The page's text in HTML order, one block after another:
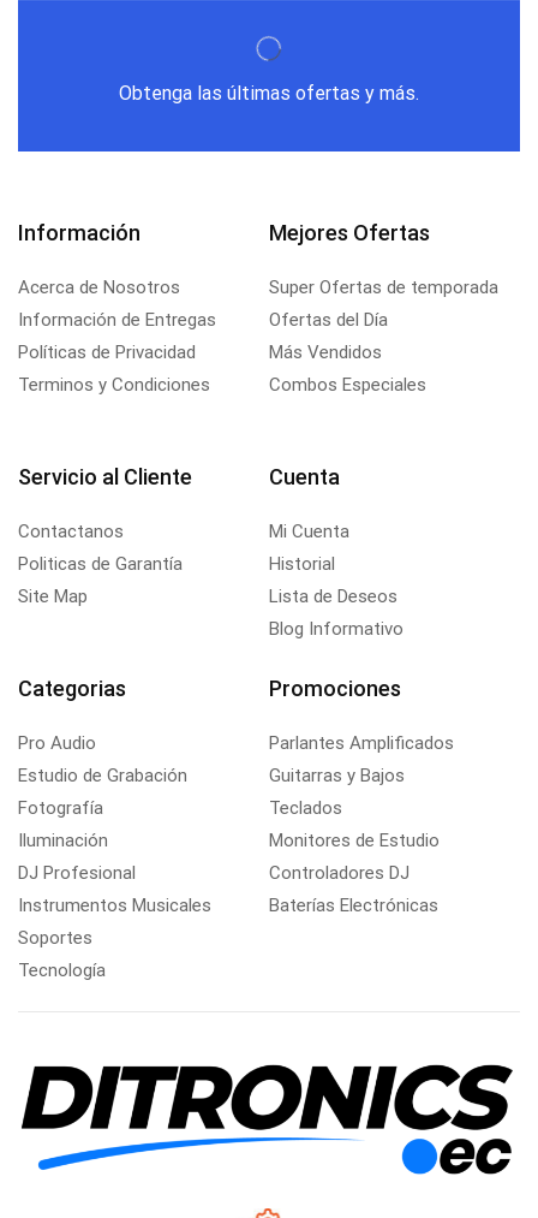
Obtenga las últimas ofertas y más.
Información
Acerca de Nosotros
Información de Entregas
Políticas de Privacidad
Terminos y Condiciones
Mejores Ofertas
Super Ofertas de temporada
Ofertas del Día
Más Vendidos
Combos Especiales
Servicio al Cliente
Contactanos
Politicas de Garantía
Site Map
Cuenta
Mi Cuenta
Historial
Lista de Deseos
Blog Informativo
Categorias
Pro Audio
Estudio de Grabación
Fotografía
Iluminación
DJ Profesional
Instrumentos Musicales
Soportes
Tecnología
Promociones
Parlantes Amplificados
Guitarras y Bajos
Teclados
Monitores de Estudio
Controladores DJ
Baterías Electrónicas